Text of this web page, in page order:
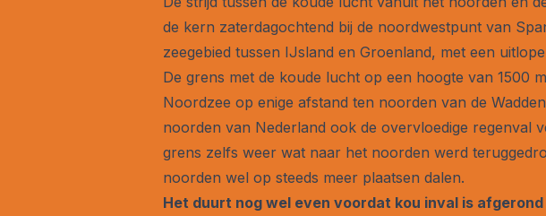
de kern zaterdagochtend bij de noordwestpunt van
zeegebied tussen IJsland en Groenland, met een
De grens met de koude lucht op een hoogte van 1500
Noordzee op enige afstand ten noorden van de
noorden van Nederland ook de overvloedige regenval
grens zelfs weer wat naar het noorden werd
noorden wel op steeds meer plaatsen dalen.
Het duurt nog wel even voordat kou inval is afgerond